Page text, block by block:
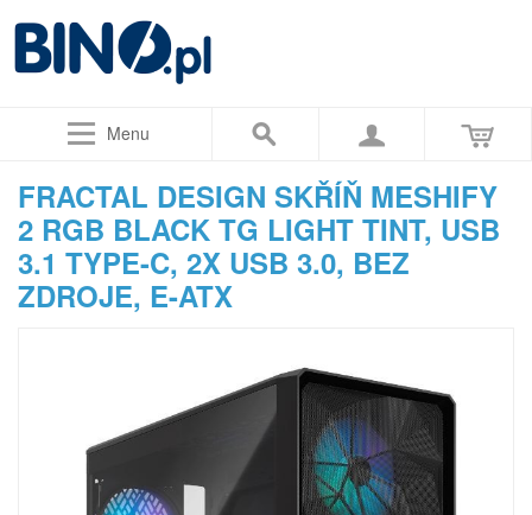
Menu
FRACTAL DESIGN SKŘÍŇ MESHIFY
2 RGB BLACK TG LIGHT TINT, USB
3.1 TYPE-C, 2X USB 3.0, BEZ
ZDROJE, E-ATX